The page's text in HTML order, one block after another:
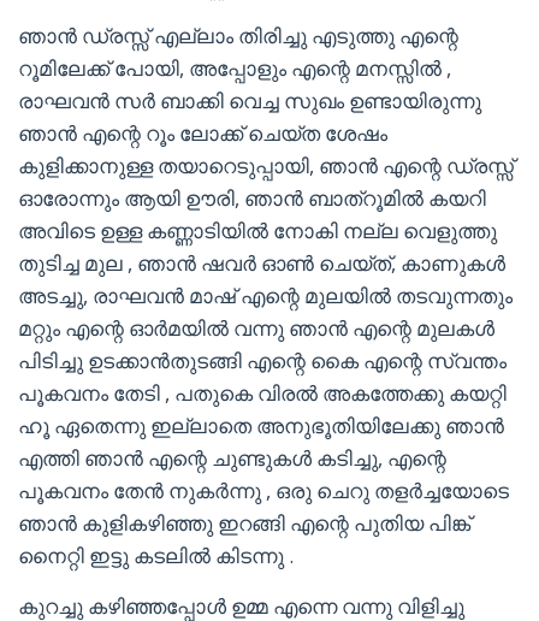
ഞാൻ ഡ്രസ്സ് എല്ലാം തിരിച്ചു എടുത്തു എന്റെ
റൂമിലേക്ക് പോയി, അപ്പോളും എന്റെ മനസ്സിൽ ,
രാഘവൻ സർ ബാക്കി വെച്ച സുഖം ഉണ്ടായിരുന്നു
ഞാൻ എന്റെ റൂം ലോക്ക് ചെയ്ത ശേഷം
കുളിക്കാനുള്ള തയാറെടുപ്പായി, ഞാൻ എന്റെ ഡ്രസ്സ്
ഓരോന്നും ആയി ഊരി, ഞാൻ ബാത്റൂമിൽ കയറി
അവിടെ ഉള്ള കണ്ണാടിയിൽ നോകി നല്ല വെളുത്തു
തുടിച്ച മുല , ഞാൻ ഷവർ ഓൺ ചെയ്ത്, കാണുകൾ
അടച്ചു, രാഘവൻ മാഷ് എന്റെ മുലയിൽ തടവുന്നതും
മറ്റും എന്റെ ഓർമയിൽ വന്നു ഞാൻ എന്റെ മുലകൾ
പിടിച്ചു ഉടക്കാൻതുടങ്ങി എന്റെ കൈ എന്റെ സ്വന്തം
പൂകവനം തേടി , പതുകെ വിരൽ അകത്തേക്കു കയറ്റി
ഹൂ ഏതെന്നു ഇല്ലാതെ അനുഭൂതിയിലേക്കു ഞാൻ
എത്തി ഞാൻ എന്റെ ചുണ്ടുകൾ കടിച്ചു, എന്റെ
പൂകവനം തേൻ നുകർന്നു , ഒരു ചെറു തളർച്ചയോടെ
ഞാൻ കുളികഴിഞ്ഞു ഇറങ്ങി എന്റെ പുതിയ പിങ്ക്
നൈറ്റി ഇട്ടു കടലിൽ കിടന്നു .
കുറച്ചു കഴിഞ്ഞപ്പോൾ ഉമ്മ എന്നെ വന്നു വിളിച്ചു